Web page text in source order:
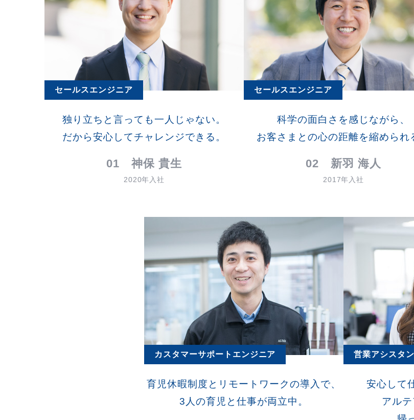
セールスエンジニア
独り立ちと言っても一人じゃない。
だから安心してチャレンジできる。
01 神保 貴生
2020年入社
セールスエンジニア
科学の面白さを感じながら、
お客さまとの心の距離を縮められ
02 新羽 海人
2017年入社
カスタマーサポートエンジニア
育児休暇制度とリモートワークの導入で、
3人の育児と仕事が両立中。
営業アシスタ
安心して
アル